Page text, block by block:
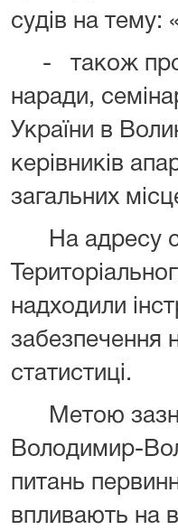
судів на тему:
- також
наради,
України в
керівників
загальних
На адресу
надходили
забезпечення
статистиці.
Метою
Володимир-
питань
впливають на